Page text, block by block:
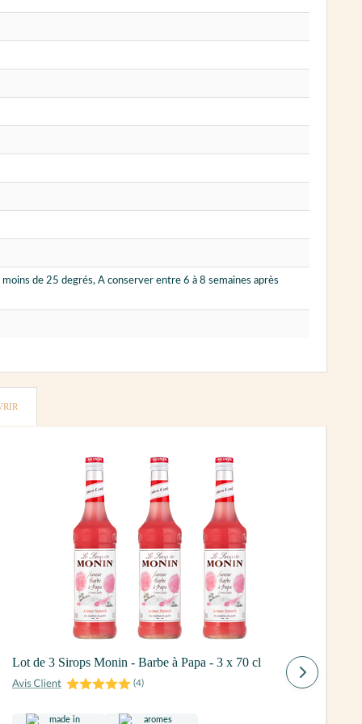
de 25 degrés, A conserver entre 6 à 8 semaines après
Lot de 3 Sirops Monin - Barbe à Papa - 3 x 70 cl
(4)